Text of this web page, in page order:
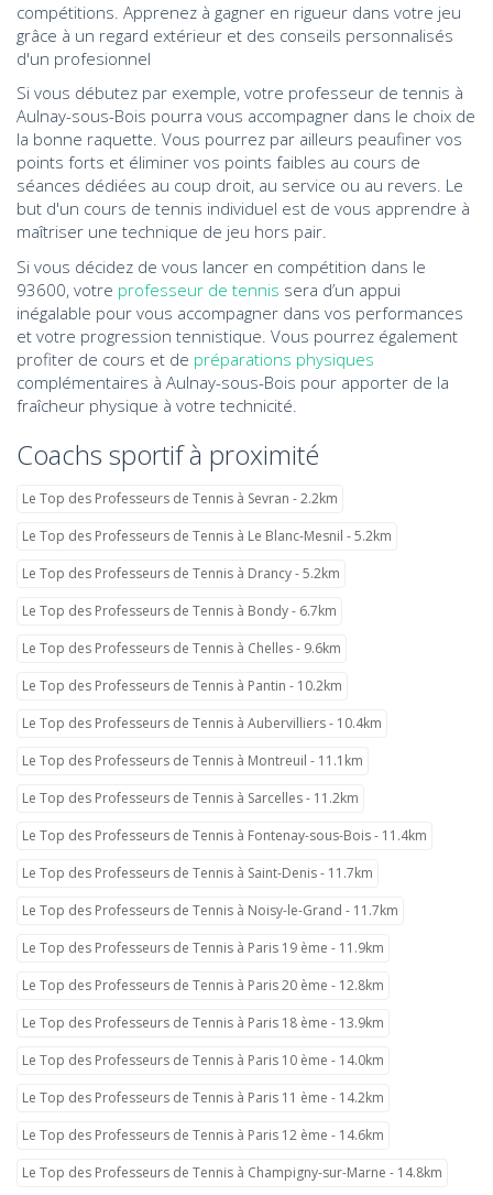
compétitions. Apprenez à gagner en rigueur dans votre jeu
grâce à un regard extérieur et des conseils personnalisés
d'un profesionnel
Si vous débutez par exemple, votre professeur de tennis à
Aulnay-sous-Bois pourra vous accompagner dans le choix de
la bonne raquette. Vous pourrez par ailleurs peaufiner vos
points forts et éliminer vos points faibles au cours de
séances dédiées au coup droit, au service ou au revers. Le
but d'un cours de tennis individuel est de vous apprendre à
maîtriser une technique de jeu hors pair.
Si vous décidez de vous lancer en compétition dans le
93600, votre professeur de tennis sera d’un appui
inégalable pour vous accompagner dans vos performances
et votre progression tennistique. Vous pourrez également
profiter de cours et de préparations physiques
complémentaires à Aulnay-sous-Bois pour apporter de la
fraîcheur physique à votre technicité.
Coachs sportif à proximité
Le Top des Professeurs de Tennis à Sevran - 2.2km
Le Top des Professeurs de Tennis à Le Blanc-Mesnil - 5.2km
Le Top des Professeurs de Tennis à Drancy - 5.2km
Le Top des Professeurs de Tennis à Bondy - 6.7km
Le Top des Professeurs de Tennis à Chelles - 9.6km
Le Top des Professeurs de Tennis à Pantin - 10.2km
Le Top des Professeurs de Tennis à Aubervilliers - 10.4km
Le Top des Professeurs de Tennis à Montreuil - 11.1km
Le Top des Professeurs de Tennis à Sarcelles - 11.2km
Le Top des Professeurs de Tennis à Fontenay-sous-Bois - 11.4km
Le Top des Professeurs de Tennis à Saint-Denis - 11.7km
Le Top des Professeurs de Tennis à Noisy-le-Grand - 11.7km
Le Top des Professeurs de Tennis à Paris 19 ème - 11.9km
Le Top des Professeurs de Tennis à Paris 20 ème - 12.8km
Le Top des Professeurs de Tennis à Paris 18 ème - 13.9km
Le Top des Professeurs de Tennis à Paris 10 ème - 14.0km
Le Top des Professeurs de Tennis à Paris 11 ème - 14.2km
Le Top des Professeurs de Tennis à Paris 12 ème - 14.6km
Le Top des Professeurs de Tennis à Champigny-sur-Marne - 14.8km